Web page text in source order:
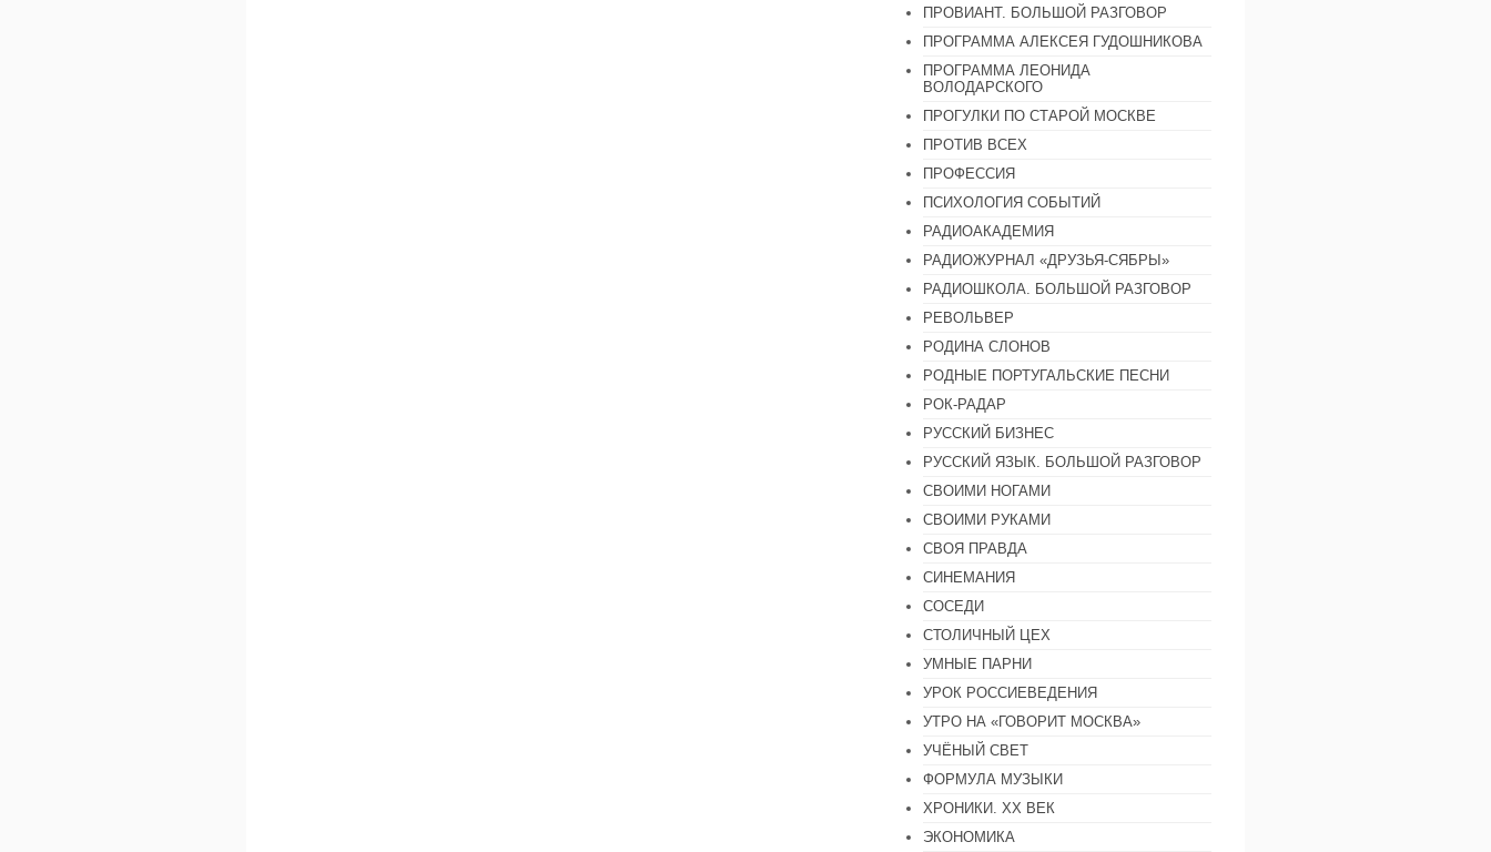
ПРОВИАНТ. БОЛЬШОЙ РАЗГОВОР
ПРОГРАММА АЛЕКСЕЯ ГУДОШНИКОВА
ПРОГРАММА ЛЕОНИДА
ВОЛОДАРСКОГО
ПРОГУЛКИ ПО СТАРОЙ МОСКВЕ
ПРОТИВ ВСЕХ
ПРОФЕССИЯ
ПСИХОЛОГИЯ СОБЫТИЙ
РАДИОАКАДЕМИЯ
РАДИОЖУРНАЛ «ДРУЗЬЯ-СЯБРЫ»
РАДИОШКОЛА. БОЛЬШОЙ РАЗГОВОР
РЕВОЛЬВЕР
РОДИНА СЛОНОВ
РОДНЫЕ ПОРТУГАЛЬСКИЕ ПЕСНИ
РОК-РАДАР
РУССКИЙ БИЗНЕС
РУССКИЙ ЯЗЫК. БОЛЬШОЙ РАЗГОВОР
СВОИМИ НОГАМИ
СВОИМИ РУКАМИ
СВОЯ ПРАВДА
СИНЕМАНИЯ
СОСЕДИ
СТОЛИЧНЫЙ ЦЕХ
УМНЫЕ ПАРНИ
УРОК РОССИЕВЕДЕНИЯ
УТРО НА «ГОВОРИТ МОСКВА»
УЧЁНЫЙ СВЕТ
ФОРМУЛА МУЗЫКИ
ХРОНИКИ. ХХ ВЕК
ЭКОНОМИКА